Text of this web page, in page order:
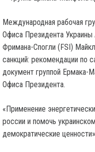
Международная рабочая
Офиса Президента
Фримана-Спогли (FSI)
санкций: рекомендации по
документ группой Ермака-
Офиса Президента.
«Применение
россии и помочь
демократические